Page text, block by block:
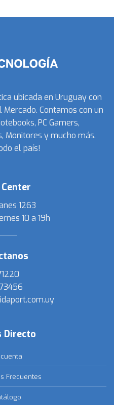
ubicada en Uruguay con
Contamos con un
PC Gamers,
Monitores y mucho más.
el país!
1263
10 a 19h
Directo
Frecuentes